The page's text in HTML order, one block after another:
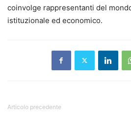
coinvolge rappresentanti del
istituzionale ed economico.
Articolo precedente